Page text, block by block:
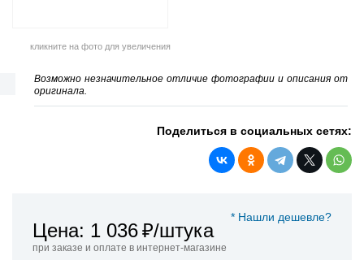
кликните на фото для увеличения
Возможно незначительное отличие фотографии и описания от
оригинала.
Поделиться в социальных сетях:
* Нашли дешевле?
Цена: 1 036₽/штука
при заказе и оплате в интернет-магазине